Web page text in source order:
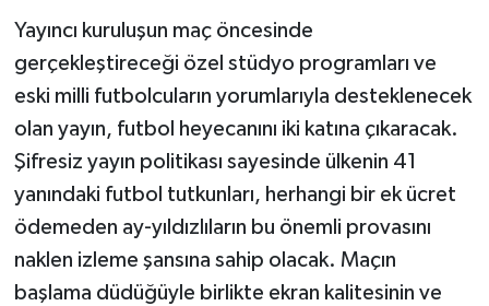
Yayıncı kuruluşun maç öncesinde
gerçekleştireceği özel stüdyo programları ve
eski milli futbolcuların yorumlarıyla desteklenecek
olan yayın, futbol heyecanını iki katına çıkaracak.
Şifresiz yayın politikası sayesinde ülkenin 41
yanındaki futbol tutkunları, herhangi bir ek ücret
ödemeden ay-yıldızlıların bu önemli provasını
naklen izleme şansına sahip olacak. Maçın
başlama düdüğüyle birlikte ekran kalitesinin ve